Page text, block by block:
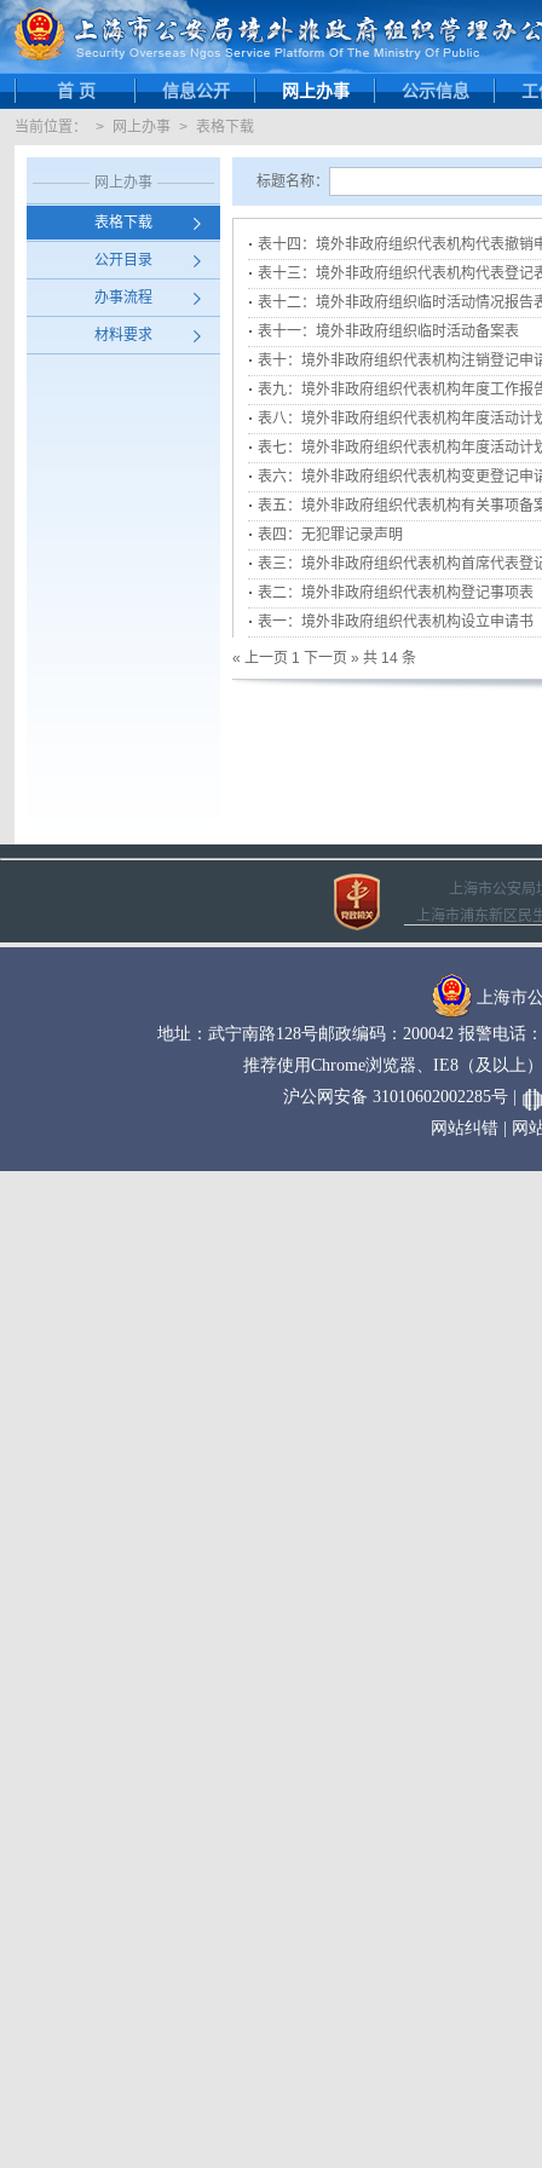
首 页 信息公开 网上办事 公示信息 工
当前位置： > 网上办事 > 表格下载
网上办事
表格下载
公开目录
办事流程
材料要求
标题名称：
表十四：境外非政府组织代表机构代表撤销
表十三：境外非政府组织代表机构代表登记
表十二：境外非政府组织临时活动情况报告
表十一：境外非政府组织临时活动备案表
表十：境外非政府组织代表机构注销登记申
表九：境外非政府组织代表机构年度工作报
表八：境外非政府组织代表机构年度活动计
表七：境外非政府组织代表机构年度活动计
表六：境外非政府组织代表机构变更登记申
表五：境外非政府组织代表机构有关事项备
表四：无犯罪记录声明
表三：境外非政府组织代表机构首席代表登
表二：境外非政府组织代表机构登记事项表
表一：境外非政府组织代表机构设立申请书
« 上一页 1 下一页 » 共 14 条
上海市公安局
上海市浦东新区民